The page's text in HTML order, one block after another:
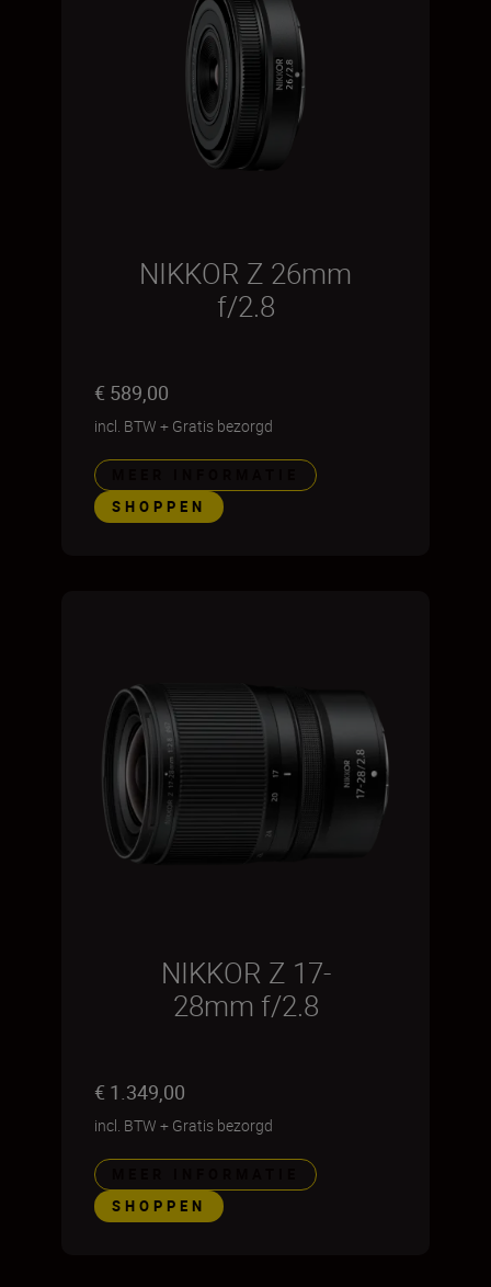
NIKKOR Z 26mm
f/2.8
€ 589,00
incl. BTW + Gratis bezorgd
SHOPPEN
NIKKOR Z 17-
28mm f/2.8
€ 1.349,00
incl. BTW + Gratis bezorgd
SHOPPEN